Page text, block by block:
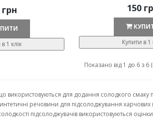
1 клік
150
Купити в 1
Показано від 1 до 6 з 6
використовуються для додання солодкого смаку
речовини для підсолоджування харчових
підсолоджувачів використовуються